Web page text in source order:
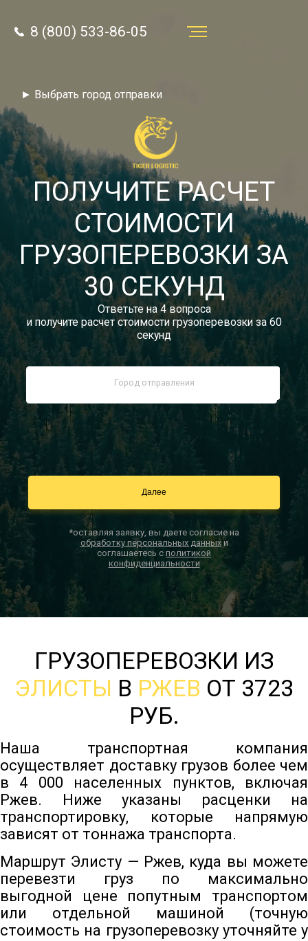
8 (800) 533-86-05
Звонок по России бесплатный
autotransport24@yandex.ru
Заказать звонок
Тарифы
Отзывы
Статьи
Новости
Документы
Контакты
► Выбрать город отправки
8 (800) 533-86-05
ПОЛУЧИТЕ РАСЧЕТ
СТОИМОСТИ
ГРУЗОПЕРЕВОЗКИ ЗА
30 СЕКУНД
Ответьте на 4 вопроса
и получите расчет стоимости грузоперевозки за 60
секунд
*оставляя заявку, вы даете согласие на
обработку персональных данныхи
соглашаетесь с политикой
конфиденциальности
ГРУЗОПЕРЕВОЗКИ ИЗ
ЭЛИСТЫ В РЖЕВ ОТ 3723
РУБ.
Наша транспортная компания
осуществляет доставку грузов более чем
в 4 000 населенных пунктов, включая
Ржев. Ниже указаны расценки на
транспортировку, которые напрямую
зависят от тоннажа транспорта.
Маршрут Элисту — Ржев, куда вы можете
перевезти груз по максимально
выгодной цене попутным транспортом
или отдельной машиной (точную
стоимость на грузоперевозку уточняйте у